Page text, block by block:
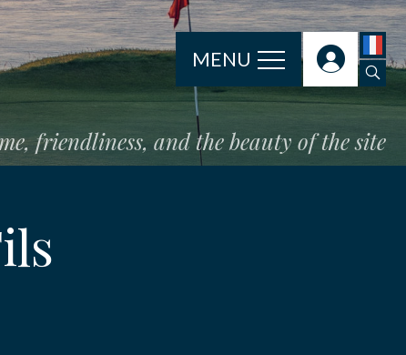
MENU
friendliness, and the beauty of the site